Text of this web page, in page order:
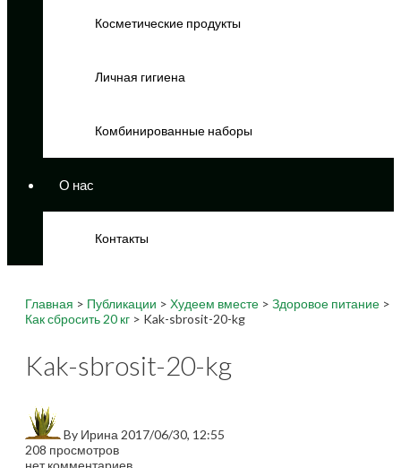
Косметические продукты
Личная гигиена
Комбинированные наборы
О нас
Контакты
Главная > Публикации > Худеем вместе > Здоровое питание >
Как сбросить 20 кг > Kak-sbrosit-20-kg
Kak-sbrosit-20-kg
By Ирина 2017/06/30, 12:55
208 просмотров
нет комментариев